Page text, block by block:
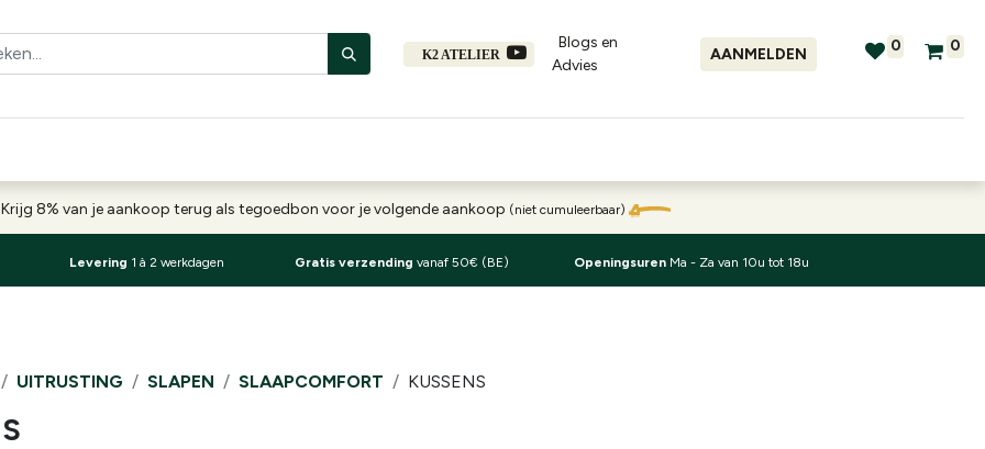
K2 ATELIER
Blogs en
Advies​
AANMELDEN 0 0
Krijg 8% van je aankoop terug als tegoedbon voor je volgende aankoop (niet cumuleerbaar)
Levering 1 à 2 werkdagen Gratis verzending vanaf 50€ (BE) Openingsuren Ma - Za van 10u tot 18u
UITRUSTING SLAPEN SLAAPCOMFORT KUSSENS